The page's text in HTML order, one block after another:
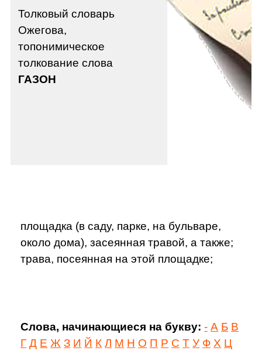
Толковый словарь
Ожегова,
топонимическое
толкование слова
ГАЗОН
площадка (в саду, парке, на бульваре,
около дома), засеянная травой, а также;
трава, посеянная на этой площадке;
Слова, начинающиеся на букву: - А Б В
Г Д Е Ж З И Й К Л М Н О П Р С Т У Ф Х Ц